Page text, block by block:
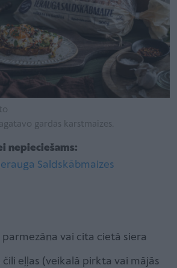
gardās karstmaizes.
nepieciešams:
Ierauga Saldskābmaizes
parmezāna vai cita cietā siera
eļļas (veikalā pirkta vai mājās